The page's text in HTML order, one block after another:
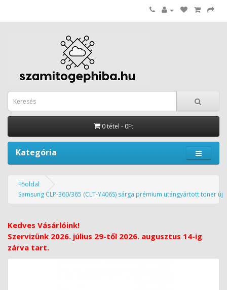
0 tétel - 0Ft
Kategória
Főoldal
Samsung CLP-360/365 (CLT-Y406S) sárga prémium utángyártott toner új
Kedves Vásárlóink!
Szervizünk 2026. július 29-től 2026. augusztus 14-ig
zárva tart.